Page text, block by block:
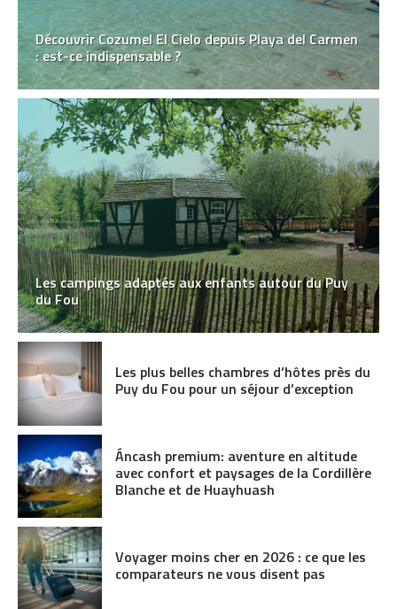
Découvrir Cozumel El Cielo depuis Playa del Carmen
: est-ce indispensable ?
Les campings adaptés aux enfants autour du Puy
du Fou
Les plus belles chambres d’hôtes près du
Puy du Fou pour un séjour d’exception
Áncash premium: aventure en altitude
avec confort et paysages de la Cordillère
Blanche et de Huayhuash
Voyager moins cher en 2026 : ce que les
comparateurs ne vous disent pas